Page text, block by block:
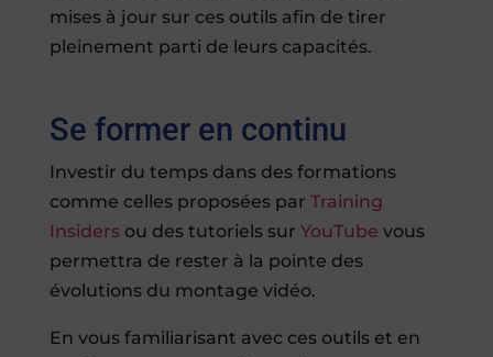
mises à jour sur ces outils afin de tirer
pleinement parti de leurs capacités.
Se former en continu
Investir du temps dans des formations
comme celles proposées par Training
Insidersou des tutoriels sur YouTube vous
permettra de rester à la pointe des
évolutions du montage vidéo.
En vous familiarisant avec ces outils et en